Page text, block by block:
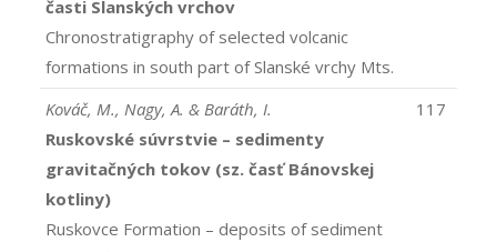
časti Slanských vrchov
Chronostratigraphy of selected volcanic
formations in south part of Slanské vrchy Mts.
Kováč, M., Nagy, A. & Baráth, I.
Ruskovské súvrstvie – sedimenty
gravitačných tokov (sz. časť Bánovskej
kotliny)
Ruskovce Formation – deposits of sediment
117